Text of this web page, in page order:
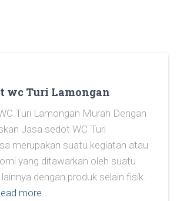
wc Turi Lamongan
Turi Lamongan Murah Dengan
Jasa sedot WC Turi
merupakan suatu kegiatan atau
yang ditawarkan oleh suatu
dengan produk selain fisik.
more…